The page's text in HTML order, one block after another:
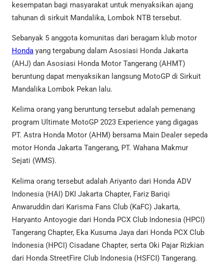
kesempatan bagi masyarakat untuk menyaksikan ajang
tahunan di sirkuit Mandalika, Lombok NTB tersebut.
Sebanyak 5 anggota komunitas dari beragam klub motor
Honda yang tergabung dalam Asosiasi Honda Jakarta
(AHJ) dan Asosiasi Honda Motor Tangerang (AHMT)
beruntung dapat menyaksikan langsung MotoGP di Sirkuit
Mandalika Lombok Pekan lalu.
Kelima orang yang beruntung tersebut adalah pemenang
program Ultimate MotoGP 2023 Experience yang digagas
PT. Astra Honda Motor (AHM) bersama Main Dealer sepeda
motor Honda Jakarta Tangerang, PT. Wahana Makmur
Sejati (WMS).
Kelima orang tersebut adalah Ariyanto dari Honda ADV
Indonesia (HAI) DKI Jakarta Chapter, Fariz Bariqi
Anwaruddin dari Karisma Fans Club (KaFC) Jakarta,
Haryanto Antoyogie dari Honda PCX Club Indonesia (HPCI)
Tangerang Chapter, Eka Kusuma Jaya dari Honda PCX Club
Indonesia (HPCI) Cisadane Chapter, serta Oki Pajar Rizkian
dari Honda StreetFire Club Indonesia (HSFCI) Tangerang.